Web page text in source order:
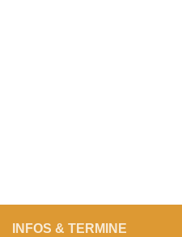
INFOS & TERMINE